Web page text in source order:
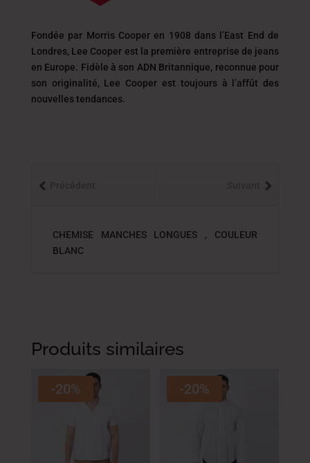
Fondée par Morris Cooper en 1908 dans l’East End de
Londres, Lee Cooper est la première entreprise de jeans
en Europe. Fidèle à son ADN Britannique, reconnue pour
son originalité, Lee Cooper est toujours à l’affût des
nouvelles tendances.
CHEMISE MANCHES LONGUES , COULEUR
BLANC
Produits similaires
-20% -20%